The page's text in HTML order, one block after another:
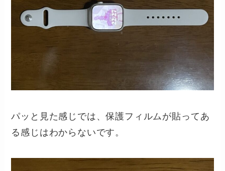
パッと見た感じでは、保護フィルムが貼ってあ
る感じはわからないです。